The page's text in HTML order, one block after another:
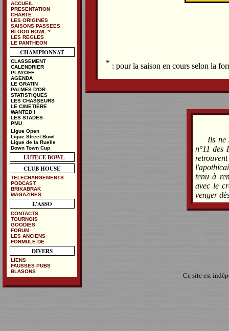
* : pour la saison en cours selon la
Ils ne
n°11 des
tenu à
avec le
venger
Ce site est
ACCUEIL
PRESENTATION
CHARTE
LES ORIGINES
SAISONS PASSEES
BLOOD BOWL ?
LES REGLES
LE PANTHEON
CHAMPIONNAT
CLASSEMENT
CALENDRIER
PLAYOFF
AGENDA
LE GRATIN
PALMES D'OR
STATISTIQUES
LES CHASSEURS
LE CIMETIÈRE
WANTED !
LES STADES
PMU
Ligue Open
Ligue Street Bowl
Ligue de la Ruelle
Down Town Cup
LUTECE BOWL
CLUB HOUSE
TELECHARGEMENTS
PODCAST
BRIKABRAK
MAGAZINES
L'ASSO
CONTACTS
TOURNOIS
GOODIES
FORUM
LES ANCIENS
FORMULE DE
DIVERS
LIENS
FAUSSES PUBS
BLASONS